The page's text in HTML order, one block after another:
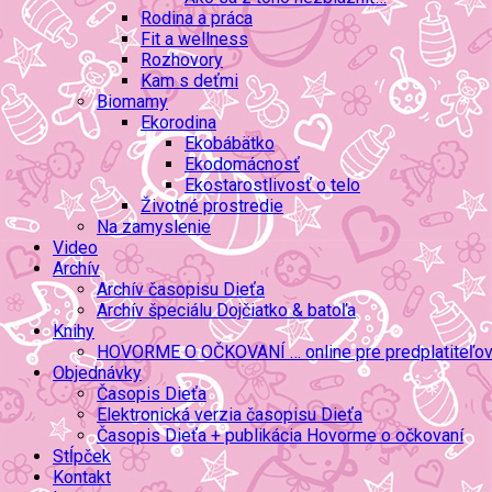
Rodina a práca
Fit a wellness
Rozhovory
Kam s deťmi
Biomamy
Ekorodina
Ekobábätko
Ekodomácnosť
Ekostarostlivosť o telo
Životné prostredie
Na zamyslenie
Video
Archív
Archív časopisu Dieťa
Archív špeciálu Dojčiatko & batoľa
Knihy
HOVORME O OČKOVANÍ … online pre predplatiteľov
Objednávky
Časopis Dieťa
Elektronická verzia časopisu Dieťa
Časopis Dieťa + publikácia Hovorme o očkovaní
Stĺpček
Kontakt